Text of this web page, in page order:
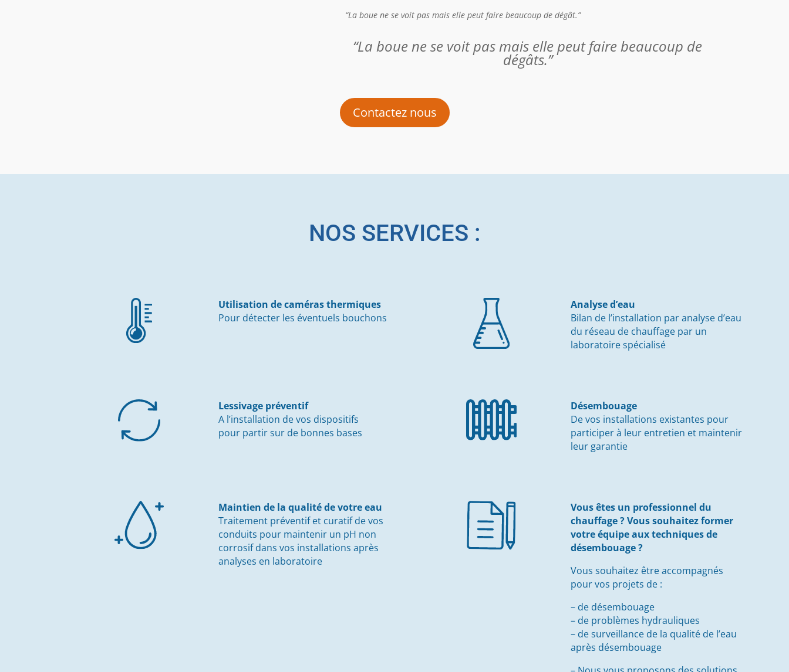
“La boue ne se voit pas mais elle peut faire beaucoup de dégât.”
“La boue ne se voit pas mais elle peut faire beaucoup de
dégâts.”
Contactez nous
NOS SERVICES :
Utilisation de caméras thermiques
Pour détecter les éventuels bouchons
Analyse d’eau
Bilan de l’installation par analyse d’eau
du réseau de chauffage par un
laboratoire spécialisé
Lessivage préventif
A l’installation de vos dispositifs
pour partir sur de bonnes bases
Désembouage
De vos installations existantes pour
participer à leur entretien et maintenir
leur garantie
Maintien de la qualité de votre eau
Traitement préventif et curatif de vos
conduits pour maintenir un pH non
corrosif dans vos installations après
analyses en laboratoire
Vous êtes un professionnel du
chauffage ? Vous souhaitez former
votre équipe aux techniques de
désembouage ?
Vous souhaitez être accompagnés
pour vos projets de :
– de désembouage
– de problèmes hydrauliques
– de surveillance de la qualité de l’eau
après désembouage